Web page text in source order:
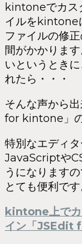
kintoneでカス
イルをkintone
ファイルの修
間がかかりま
いというとき
れたら・・・
そんな声から
for kintone」
特別なエディ
JavaScriptや
うになります
とても便利で
kintone上でカ
イン「JSEdit